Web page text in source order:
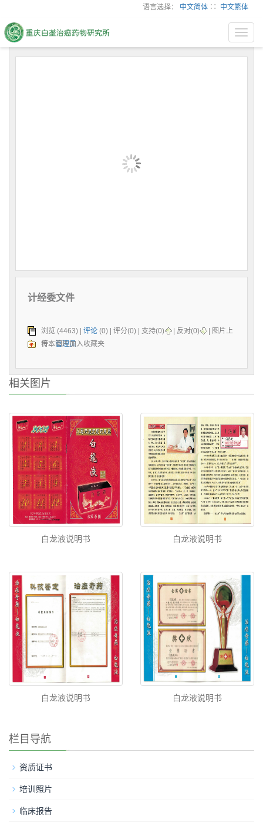
语言选择： 中文简体 ∷ 中文繁体
计经委文件
浏览 (4463) | 评论 (0) | 评分(0) | 支持(0) 反对(0)
| 图片上
传：管理员
将本图片加入收藏夹
相关图片
白龙液说明书 白龙液说明书
白龙液说明书 白龙液说明书
栏目导航
资质证书
培训照片
临床报告